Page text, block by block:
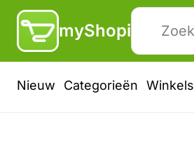
myShopi
Nieuw Categorieën Winkels